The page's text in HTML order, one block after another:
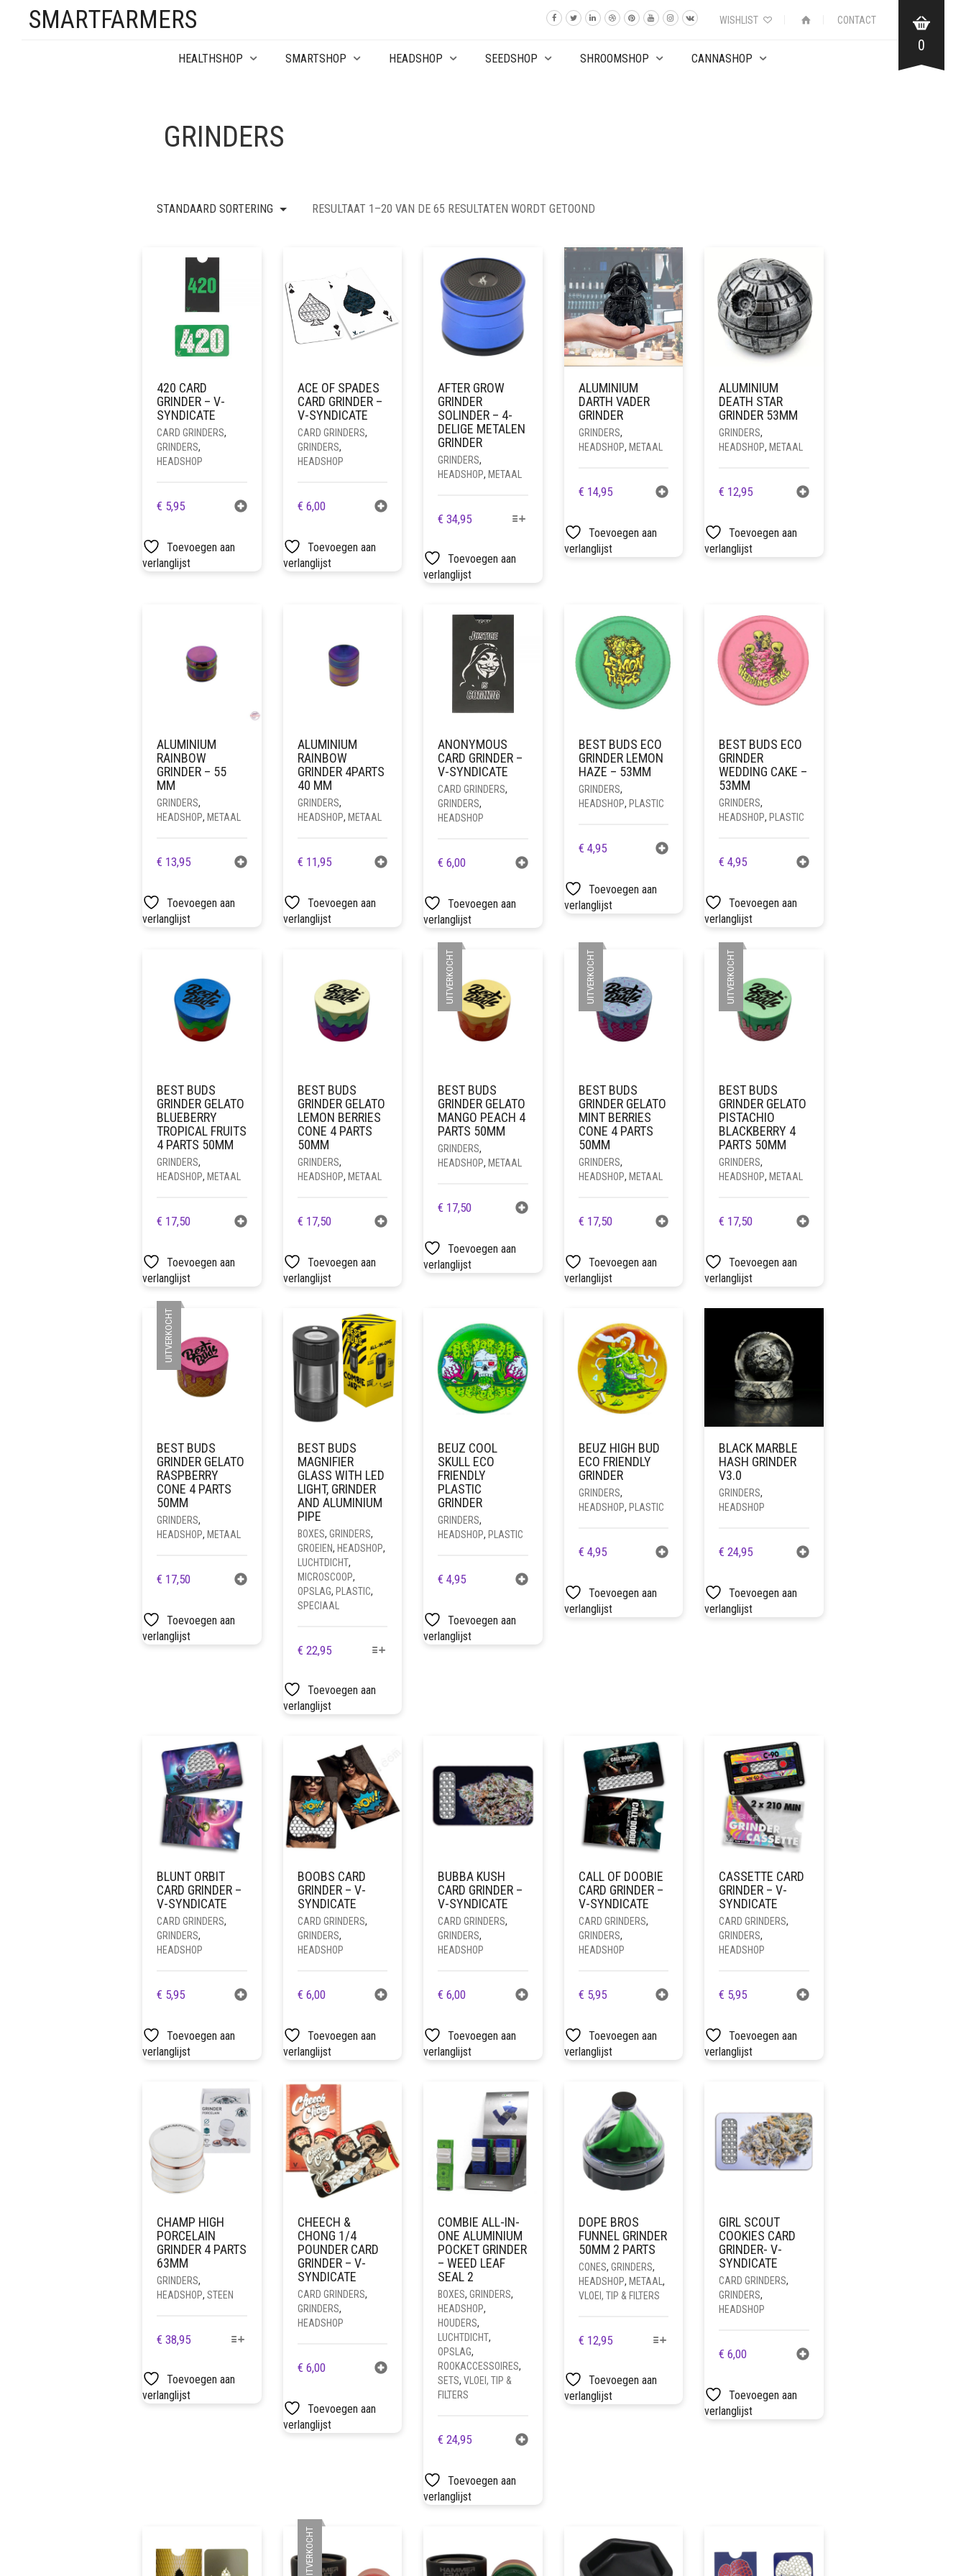
SMARTFARMERS WISHLIST CONTACT
0
HEALTHSHOP SMARTSHOP HEADSHOP SEEDSHOP SHROOMSHOP CANNASHOP
GRINDERS
STANDAARD SORTERING RESULTAAT 1–20 VAN DE 65 RESULTATEN WORDT GETOOND
420 CARD
GRINDER – V-
SYNDICATE
CARD GRINDERS,
GRINDERS,
HEADSHOP
€ 5,95
Toevoegen aan
verlanglijst
ACE OF SPADES
CARD GRINDER –
V-SYNDICATE
CARD GRINDERS,
GRINDERS,
HEADSHOP
€ 6,00
Toevoegen aan
verlanglijst
AFTER GROW
GRINDER
SOLINDER – 4-
DELIGE METALEN
GRINDER
GRINDERS,
HEADSHOP,METAAL
€ 34,95DIT
MEERDERE
VARIATIES.
OPTIE
KAN
GEKOZEN
WORDEN
OP
DE
PRODUCTPAGINA
Toevoegen aan
verlanglijst
ALUMINIUM
DARTH VADER
GRINDER
GRINDERS,
HEADSHOP, METAAL
€ 14,95
Toevoegen aan
verlanglijst
ALUMINIUM
DEATH STAR
GRINDER 53MM
GRINDERS,
HEADSHOP,METAAL
€ 12,95
Toevoegen aan
verlanglijst
ALUMINIUM
RAINBOW
GRINDER – 55
MM
GRINDERS,
HEADSHOP, METAAL
€ 13,95
Toevoegen aan
verlanglijst
ALUMINIUM
RAINBOW
GRINDER 4PARTS
40 MM
GRINDERS,
HEADSHOP, METAAL
€ 11,95
Toevoegen aan
verlanglijst
ANONYMOUS
CARD GRINDER –
V-SYNDICATE
CARD GRINDERS,
GRINDERS,
HEADSHOP
€ 6,00
Toevoegen aan
verlanglijst
BEST BUDS ECO
GRINDER LEMON
HAZE – 53MM
GRINDERS,
HEADSHOP, PLASTIC
€ 4,95
Toevoegen aan
verlanglijst
BEST BUDS ECO
GRINDER
WEDDING CAKE –
53MM
GRINDERS,
HEADSHOP, PLASTIC
€ 4,95
Toevoegen aan
verlanglijst
BEST BUDS
GRINDER GELATO
BLUEBERRY
TROPICAL FRUITS
4 PARTS 50MM
GRINDERS,
HEADSHOP, METAAL
€ 17,50
Toevoegen aan
verlanglijst
BEST BUDS
GRINDER GELATO
LEMON BERRIES
CONE 4 PARTS
50MM
GRINDERS,
HEADSHOP, METAAL
€ 17,50
Toevoegen aan
verlanglijst
UITVERKOCHT
BEST BUDS
GRINDER GELATO
MANGO PEACH 4
PARTS 50MM
GRINDERS,
HEADSHOP, METAAL
€ 17,50
Toevoegen aan
verlanglijst
UITVERKOCHT
BEST BUDS
GRINDER GELATO
MINT BERRIES
CONE 4 PARTS
50MM
GRINDERS,
HEADSHOP, METAAL
€ 17,50
Toevoegen aan
verlanglijst
UITVERKOCHT
BEST BUDS
GRINDER GELATO
PISTACHIO
BLACKBERRY 4
PARTS 50MM
GRINDERS,
HEADSHOP, METAAL
€ 17,50
Toevoegen aan
verlanglijst
UITVERKOCHT
BEST BUDS
GRINDER GELATO
RASPBERRY
CONE 4 PARTS
50MM
GRINDERS,
HEADSHOP, METAAL
€ 17,50
Toevoegen aan
verlanglijst
BEST BUDS
MAGNIFIER
GLASS WITH LED
LIGHT, GRINDER
AND ALUMINIUM
PIPE
BOXES, GRINDERS,
GROEIEN, HEADSHOP,
LUCHTDICHT,
MICROSCOOP,
OPSLAG, PLASTIC,
SPECIAAL
€ 22,95DIT
MEERDERE
VARIATIES.
OPTIE
KAN
GEKOZEN
WORDEN
OP
DE
PRODUCTPAGINA
Toevoegen aan
verlanglijst
BEUZ COOL
SKULL ECO
FRIENDLY
PLASTIC
GRINDER
GRINDERS,
HEADSHOP, PLASTIC
€ 4,95
Toevoegen aan
verlanglijst
BEUZ HIGH BUD
ECO FRIENDLY
GRINDER
GRINDERS,
HEADSHOP, PLASTIC
€ 4,95
Toevoegen aan
verlanglijst
BLACK MARBLE
HASH GRINDER
V3.0
GRINDERS,
HEADSHOP
€ 24,95
Toevoegen aan
verlanglijst
BLUNT ORBIT
CARD GRINDER –
V-SYNDICATE
CARD GRINDERS,
GRINDERS,
HEADSHOP
€ 5,95
Toevoegen aan
verlanglijst
BOOBS CARD
GRINDER – V-
SYNDICATE
CARD GRINDERS,
GRINDERS,
HEADSHOP
€ 6,00
Toevoegen aan
verlanglijst
BUBBA KUSH
CARD GRINDER –
V-SYNDICATE
CARD GRINDERS,
GRINDERS,
HEADSHOP
€ 6,00
Toevoegen aan
verlanglijst
CALL OF DOOBIE
CARD GRINDER –
V-SYNDICATE
CARD GRINDERS,
GRINDERS,
HEADSHOP
€ 5,95
Toevoegen aan
verlanglijst
CASSETTE CARD
GRINDER – V-
SYNDICATE
CARD GRINDERS,
GRINDERS,
HEADSHOP
€ 5,95
Toevoegen aan
verlanglijst
CHAMP HIGH
PORCELAIN
GRINDER 4 PARTS
63MM
GRINDERS,
HEADSHOP, STEEN
€ 38,95DIT
MEERDERE
VARIATIES.
Toevoegen aan
verlanglijst
CHEECH &
CHONG 1/4
POUNDER CARD
GRINDER – V-
SYNDICATE
CARD GRINDERS,
GRINDERS,
HEADSHOP
€ 6,00
Toevoegen aan
verlanglijst
COMBIE ALL-IN-
ONE ALUMINIUM
POCKET GRINDER
– WEED LEAF
SEAL 2
BOXES,GRINDERS,
HEADSHOP,
HOUDERS,
LUCHTDICHT,
OPSLAG,
ROOKACCESSOIRES,
SETS,VLOEI, TIP &
FILTERS
€ 24,95
Toevoegen aan
verlanglijst
DOPE BROS
FUNNEL GRINDER
50MM 2 PARTS
CONES, GRINDERS,
HEADSHOP, METAAL ,
VLOEI, TIP & FILTERS
€ 12,95DIT
MEERDERE
VARIATIES.
Toevoegen aan
verlanglijst
GIRL SCOUT
COOKIES CARD
GRINDER- V-
SYNDICATE
CARD GRINDERS,
GRINDERS,
HEADSHOP
€ 6,00
Toevoegen aan
verlanglijst
UITVERKOCHT